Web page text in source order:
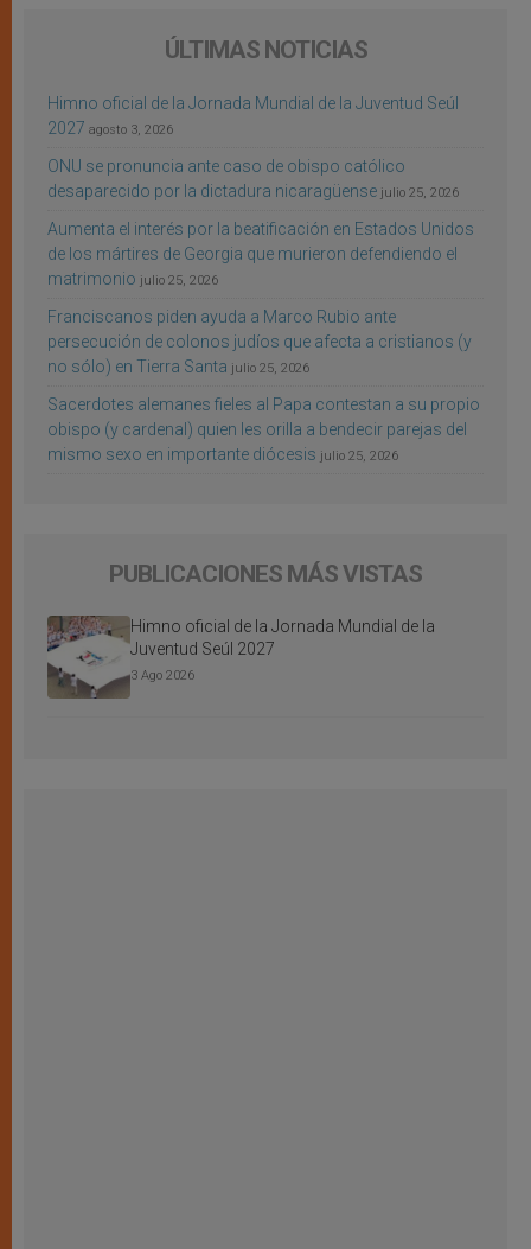
ÚLTIMAS NOTICIAS
Himno oficial de la Jornada Mundial de la Juventud Seúl
2027 agosto 3, 2026
ONU se pronuncia ante caso de obispo católico
desaparecido por la dictadura nicaragüense julio 25, 2026
Aumenta el interés por la beatificación en Estados Unidos
de los mártires de Georgia que murieron defendiendo el
matrimonio julio 25, 2026
Franciscanos piden ayuda a Marco Rubio ante
persecución de colonos judíos que afecta a cristianos (y
no sólo) en Tierra Santa julio 25, 2026
Sacerdotes alemanes fieles al Papa contestan a su propio
obispo (y cardenal) quien les orilla a bendecir parejas del
mismo sexo en importante diócesis julio 25, 2026
PUBLICACIONES MÁS VISTAS
Himno oficial de la Jornada Mundial de la
Juventud Seúl 2027
3 Ago 2026